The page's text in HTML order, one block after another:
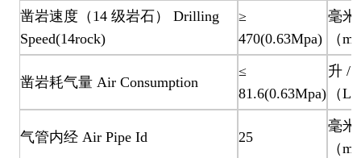
凿岩速度（14 级岩石） Drilling
Speed(14rock)
≥
470(0.63Mpa)
毫米
（
凿岩耗气量 Air Consumption
≤
81.6(0.63Mpa)
升 /
（L/
气管内经 Air Pipe Id 25
毫米
（